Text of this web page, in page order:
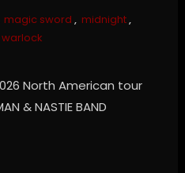
magic sword , midnight,
warlock